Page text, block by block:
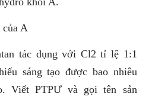
của A
tác dụng với Cl2 tỉ lệ 1:1
sáng tạo được bao nhiêu
Viết PTPƯ và gọi tên sản